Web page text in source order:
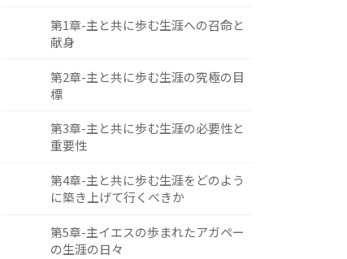
第1章-主と共に歩む生涯への召命と
献身
第2章-主と共に歩む生涯の究極の目
標
第3章-主と共に歩む生涯の必要性と
重要性
第4章-主と共に歩む生涯をどのよう
に築き上げて行くべきか
第5章-主イエスの歩まれたアガペー
の生涯の日々